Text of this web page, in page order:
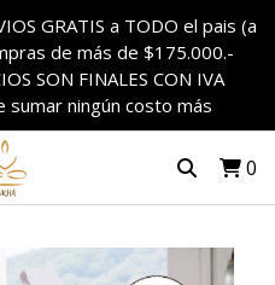
GRATIS a TODO el pais (a
de más de $175.000.-
SON FINALES CON IVA
sumar ningún costo más
0